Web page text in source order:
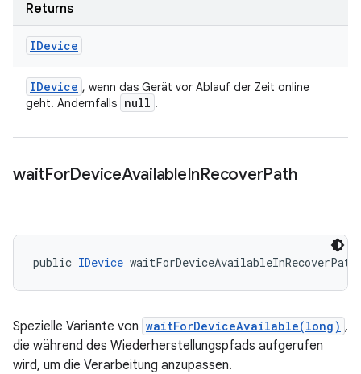
Returns
IDevice
IDevice , wenn das Gerät vor Ablauf der Zeit online
geht. Andernfalls null .
waitForDeviceAvailableInRecoverPath
public IDevice
Spezielle Variante von waitForDeviceAvailable(long) ,
die während des Wiederherstellungspfads aufgerufen
wird, um die Verarbeitung anzupassen.